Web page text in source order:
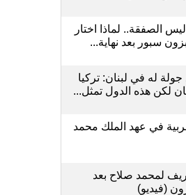
الصفقة.. لماذا اختار
سبور بعد نهاية...
له في لبنان: تركيا
لكن هذه الدول تمثل...
في عهد الملك محمد
لمحمد صلاح بعد
(فيديو)